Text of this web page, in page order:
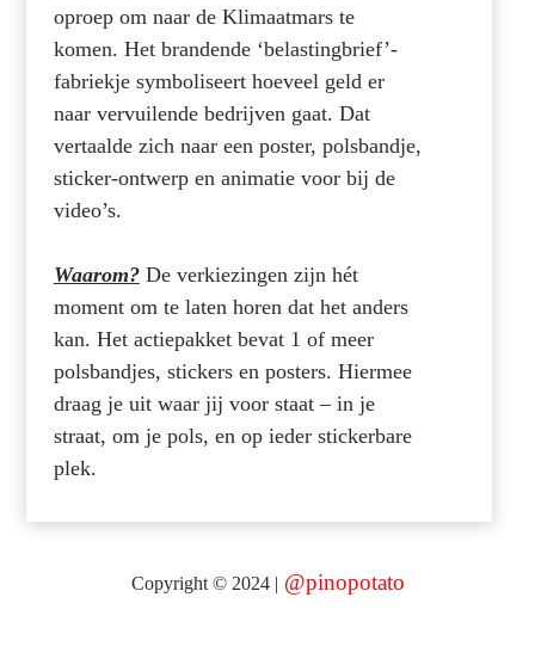
oproep om naar de Klimaatmars te
komen. Het brandende ‘belastingbrief’-
fabriekje symboliseert hoeveel geld er
naar vervuilende bedrijven gaat. Dat
vertaalde zich naar een poster, polsbandje,
sticker-ontwerp en animatie voor bij de
video’s.
Waarom? De verkiezingen zijn hét
moment om te laten horen dat het anders
kan. Het actiepakket bevat 1 of meer
polsbandjes, stickers en posters. Hiermee
draag je uit waar jij voor staat – in je
straat, om je pols, en op ieder stickerbare
plek.
Copyright © 2024 | @pinopotato